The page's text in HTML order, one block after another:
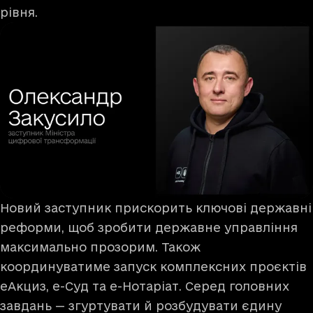
рівня.
Новий заступник прискорить ключові державні
реформи, щоб зробити державне управління
максимально прозорим. Також
координуватиме запуск комплексних проєктів
еАкциз, е-Суд та е-Нотаріат. Серед головних
завдань — згуртувати й розбудувати єдину